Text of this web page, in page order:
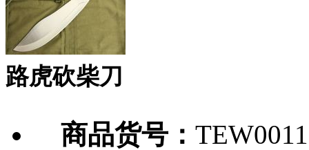
路虎砍柴刀
商品货号：